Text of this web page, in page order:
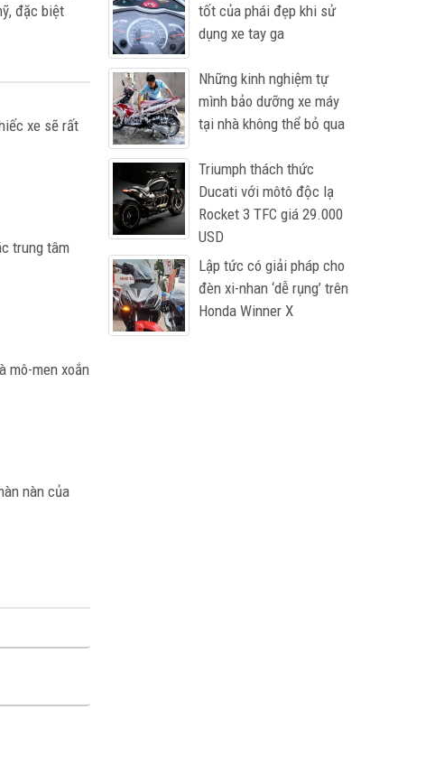
đặc biệt
xe sẽ rất
trung tâm
mô-men xoắn
nàn của
tốt của phái đẹp khi sử
dụng xe tay ga
Những kinh nghiệm tự
mình bảo dưỡng xe máy
tại nhà không thể bỏ qua
Triumph thách thức
Ducati với môtô độc lạ
Rocket 3 TFC giá 29.000
USD
Lập tức có giải pháp cho
đèn xi-nhan ‘dễ rụng’ trên
Honda Winner X